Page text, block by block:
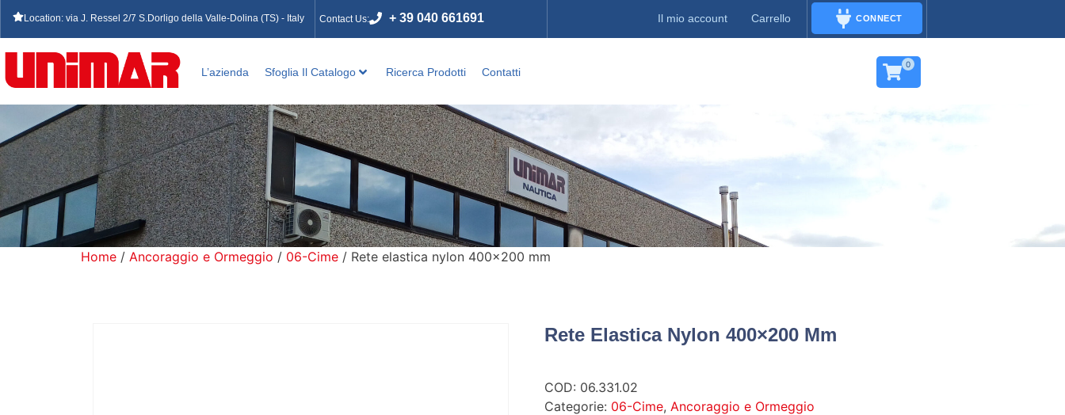
Location: via J. Ressel 2/7 S.Dorligo della Valle-Dolina (TS) - Italy Contact Us: + 39 040 661691 Il mio account Carrello CONNECT
L’azienda Sfoglia Il Catalogo Ricerca Prodotti Contatti
0
Home / Ancoraggio e Ormeggio / 06-Cime / Rete elastica nylon 400×200 mm
Rete Elastica Nylon 400×200 Mm
COD: 06.331.02
Categorie: 06-Cime, Ancoraggio e Ormeggio